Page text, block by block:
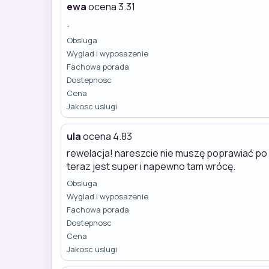
ewaocena 3.31
.
Obsluga
Wyglad i wyposazenie
Fachowa porada
Dostepnosc
Cena
Jakosc uslugi
ulaocena 4.83
rewelacja! nareszcie nie muszę poprawiać
teraz jest super i napewno tam wrócę.
Obsluga
Wyglad i wyposazenie
Fachowa porada
Dostepnosc
Cena
Jakosc uslugi